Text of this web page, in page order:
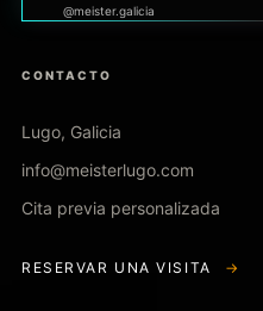
@meister.galicia
CONTACTO
Lugo, Galicia
info@meisterlugo.com
Cita previa personalizada
RESERVAR UNA VISITA →